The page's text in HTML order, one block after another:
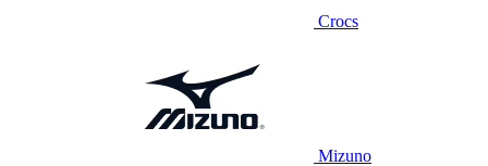
Crocs
Mizuno